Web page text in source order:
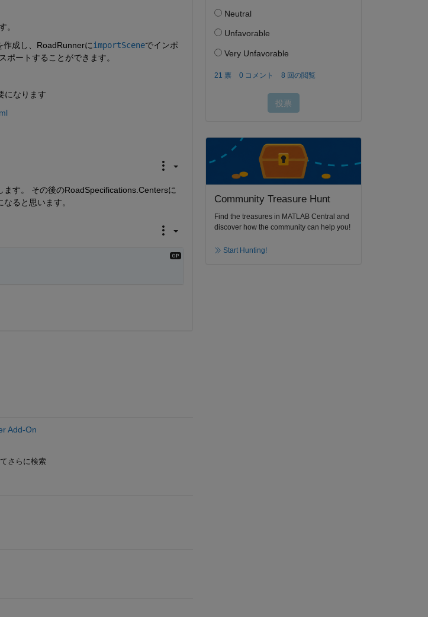
。
作成し、RoadRunnerにimportSceneでインポ
ポートすることができます。
になります
す。 その後のRoadSpecifications.Centersに
ると思います。
Add-On
さらに検索
Community Treasure Hunt
Find the treasures in MATLAB Central and
discover how the community can help you!
Start Hunting!